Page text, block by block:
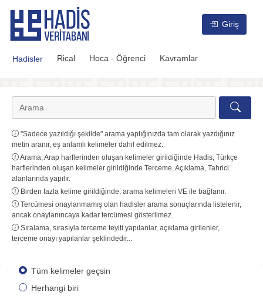
Hadis Veritabanı
Hadisler Rical Hoca - Öğrenci Kavramlar
Giriş
"Sadece yazıldığı şekilde" arama yaptığınızda tam olarak yazdığınız
metin aranır, eş anlamlı kelimeler dahil edilmez.
Arama, Arap harflerinden oluşan kelimeler girildiğinde Hadis, Türkçe
harflerinden oluşan kelimeler girildiğinde Terceme, Açıklama, Tahrici
alanlarında yapılır.
Birden fazla kelime girildiğinde, arama kelimeleri VE ile bağlanır.
Tercümesi onaylanmamış olan hadisler arama sonuçlarında listelenir,
ancak onaylanıncaya kadar tercümesi gösterilmez.
Sıralama, sırasıyla terceme teyiti yapılanlar, açıklama girilenler,
terceme onayı yapılanlar şeklindedir...
Tüm kelimeler geçsin
Herhangi biri